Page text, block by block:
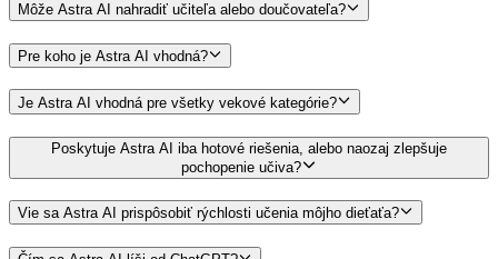
Môže Astra AI nahradiť učiteľa alebo doučovateľa?
Pre koho je Astra AI vhodná?
Je Astra AI vhodná pre všetky vekové kategórie?
Poskytuje Astra AI iba hotové riešenia, alebo naozaj zlepšuje
pochopenie učiva?
Vie sa Astra AI prispôsobiť rýchlosti učenia môjho dieťaťa?